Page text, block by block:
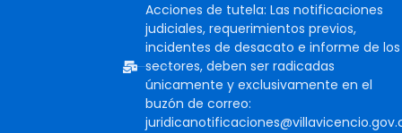
Acciones de tutela: Las notificaciones
judiciales, requerimientos previos,
incidentes de desacato e informe de los
sectores, deben ser radicadas
únicamente y exclusivamente en el
buzón de correo: